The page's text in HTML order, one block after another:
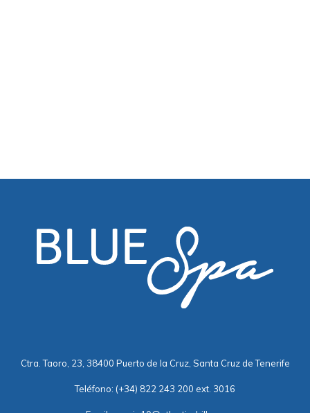
Ctra. Taoro, 23, 38400 Puerto de la Cruz, Santa Cruz de Tenerife
Teléfono: (+34) 822 243 200 ext. 3016